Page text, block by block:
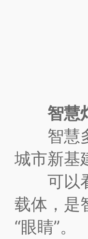
智慧
智慧多
城市新基
可以看
载体，是
“眼睛”。